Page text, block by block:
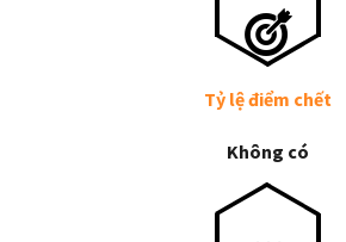
Tỷ lệ điểm chết
Không có